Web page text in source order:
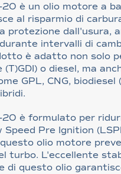
20 è un olio motore a
al risparmio di
protezione dall'usura,
intervalli di
è adatto non solo
o diesel, ma
GPL, CNG, biodiesel
20 è formulato per
Pre Ignition
olio motore
turbo. L'eccellente
di questo olio